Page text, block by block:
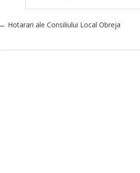
Post navigation
← Hotarari ale Consiliului Local Obreja